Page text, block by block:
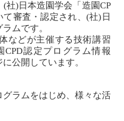
(社)日本造園学会「造園CP
審査・認定され、(社)日
ムです。
などが主催する技術講習
認定プログラム情報
公開しています。
グラムをはじめ、様々な活